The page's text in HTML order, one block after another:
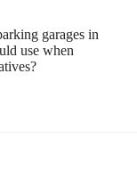
garages in
use when